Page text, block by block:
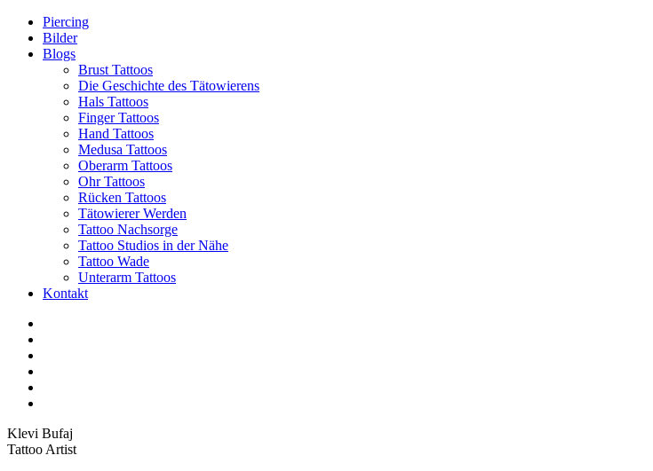
Piercing
Bilder
Blogs
Brust Tattoos
Die Geschichte des Tätowierens
Hals Tattoos
Finger Tattoos
Hand Tattoos
Medusa Tattoos
Oberarm Tattoos
Ohr Tattoos
Rücken Tattoos
Tätowierer Werden
Tattoo Nachsorge
Tattoo Studios in der Nähe
Tattoo Wade
Unterarm Tattoos
Kontakt
Klevi Bufaj
Tattoo Artist